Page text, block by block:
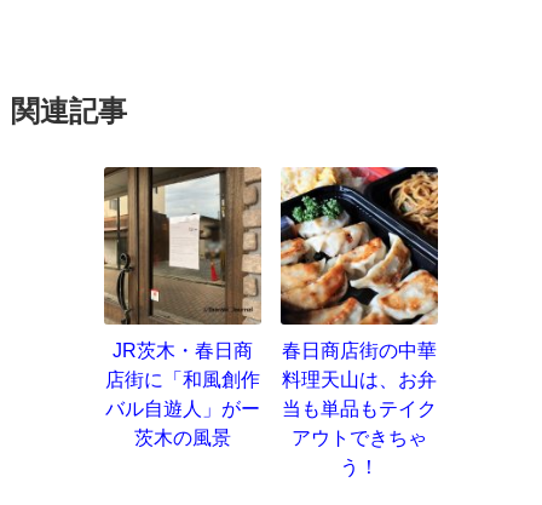
関連記事
JR茨木・春日商
店街に「和風創作
バル自遊人」がー
茨木の風景
春日商店街の中華
料理天山は、お弁
当も単品もテイク
アウトできちゃ
う！